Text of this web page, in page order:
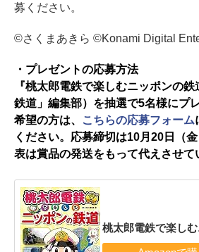
募ください。
©さくまあきら ©Konami Digital
・プレゼントの応募方法
『桃太郎電鉄で楽しむニッポンの
鉄道」編集部）を抽選で5名様にプ
希望の方は、
こちらの応募フォーム
ください。応募締切は10月20日（
表は賞品の発送をもって代えさせて
桃太郎電鉄で楽し